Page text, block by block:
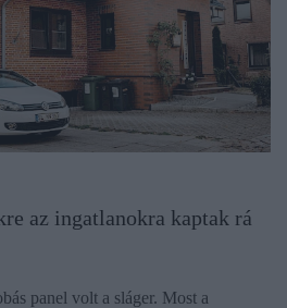
az ingatlanokra kaptak rá
panel volt a sláger. Most a